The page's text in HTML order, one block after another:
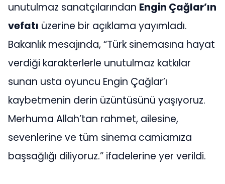
unutulmaz sanatçılarından Engin Çağlar’ın
vefatı üzerine bir açıklama yayımladı.
Bakanlık mesajında, “Türk sinemasına hayat
verdiği karakterlerle unutulmaz katkılar
sunan usta oyuncu Engin Çağlar’ı
kaybetmenin derin üzüntüsünü yaşıyoruz.
Merhuma Allah’tan rahmet, ailesine,
sevenlerine ve tüm sinema camiamıza
başsağlığı diliyoruz.” ifadelerine yer verildi.